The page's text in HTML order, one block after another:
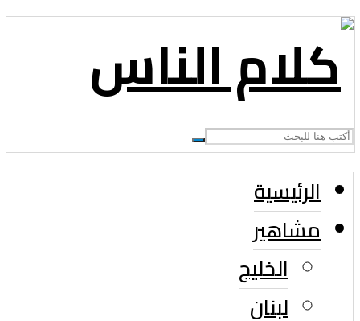
الرئيسية
مشاهير
الخليج
لبنان